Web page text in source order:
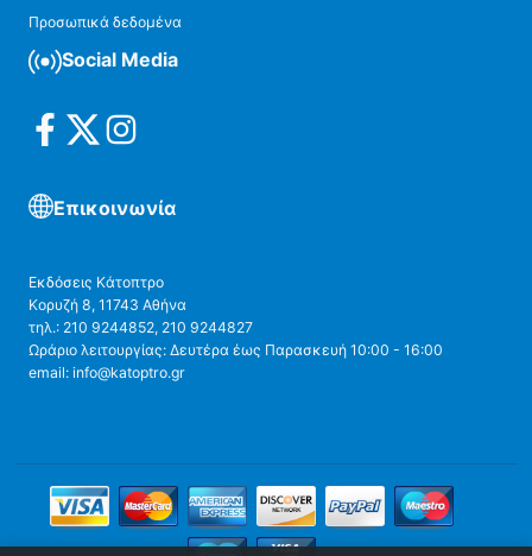
Προσωπικά δεδομένα
Social Media
Επικοινωνία
Εκδόσεις Κάτοπτρο
Κορυζή 8, 11743 Αθήνα
τηλ.: 210 9244852, 210 9244827
Ωράριο λειτουργίας: Δευτέρα έως Παρασκευή 10:00 - 16:00
email: info@katoptro.gr